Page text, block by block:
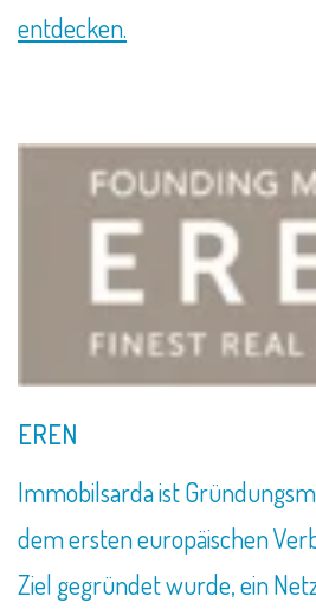
entdecken.
EREN
Immobilsarda ist
dem ersten europäischen
Ziel gegründet wurde, ein